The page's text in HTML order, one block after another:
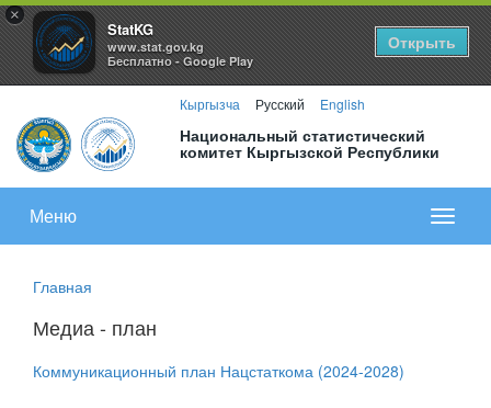
×
StatKG
www.stat.gov.kg
Бесплатно - Google Play
Открыть
Кыргызча Русский English
Национальный статистический
комитет Кыргызской Республики
меню
Меню
Главная
Медиа - план
Коммуникационный план Нацстаткома (2024-2028)